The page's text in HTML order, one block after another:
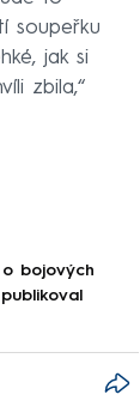
soupeřku
jak si
zbila,“
bojových